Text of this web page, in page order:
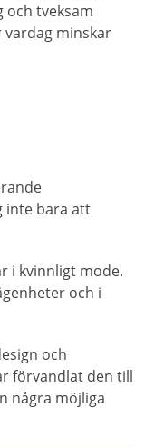
tveksam
vardag minskar
inte bara att
i kvinnligt mode.
och i
och
förvandlat den till
några möjliga